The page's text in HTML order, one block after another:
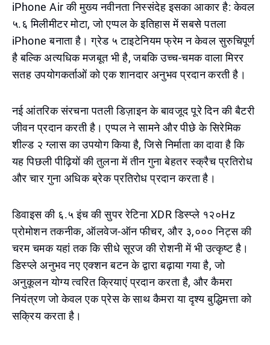
iPhone Air की मुख्य नवीनता निस्संदेह इसका आकार है: केवल
५.६ मिलीमीटर मोटा, जो एप्पल के इतिहास में सबसे पतला
iPhone बनाता है। ग्रेड ५ टाइटेनियम फ्रेम न केवल सुरुचिपूर्ण
है बल्कि अत्यधिक मजबूत भी है, जबकि उच्च-चमक वाला मिरर
सतह उपयोगकर्ताओं को एक शानदार अनुभव प्रदान करती है।
नई आंतरिक संरचना पतली डिज़ाइन के बावजूद पूरे दिन की बैटरी
जीवन प्रदान करती है। एप्पल ने सामने और पीछे के सिरेमिक
शील्ड २ ग्लास का उपयोग किया है, जिसे निर्माता का दावा है कि
यह पिछली पीढ़ियों की तुलना में तीन गुना बेहतर स्क्रैच प्रतिरोध
और चार गुना अधिक ब्रेक प्रतिरोध प्रदान करता है।
डिवाइस की ६.५ इंच की सुपर रेटिना XDR डिस्प्ले १२०Hz
प्रोमोशन तकनीक, ऑलवेज-ऑन फीचर, और ३,००० निट्स की
चरम चमक यहां तक कि सीधे सूरज की रोशनी में भी उत्कृष्ट है।
डिस्प्ले अनुभव नए एक्शन बटन के द्वारा बढ़ाया गया है, जो
अनुकूलन योग्य त्वरित क्रियाएं प्रदान करता है, और कैमरा
नियंत्रण जो केवल एक प्रेस के साथ कैमरा या दृश्य बुद्धिमत्ता को
सक्रिय करता है।